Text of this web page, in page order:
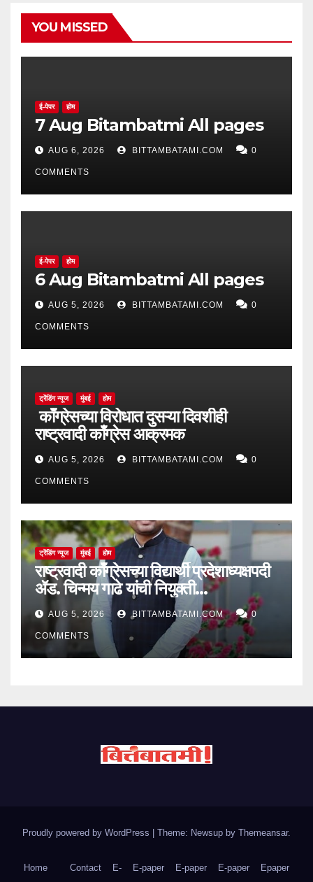
YOU MISSED
ई-पेपर होम
7 Aug Bitambatmi All pages
AUG 6, 2026 BITTAMBATAMI.COM 0
COMMENTS
ई-पेपर होम
6 Aug Bitambatmi All pages
AUG 5, 2026 BITTAMBATAMI.COM 0
COMMENTS
ट्रेंडिंग न्यूज मुंबई होम
काँग्रेसच्या विरोधात दुसऱ्या दिवशीही
राष्ट्रवादी काँग्रेस आक्रमक
AUG 5, 2026 BITTAMBATAMI.COM 0
COMMENTS
ट्रेंडिंग न्यूज मुंबई होम
राष्ट्रवादी काँग्रेसच्या विद्यार्थी प्रदेशाध्यक्षपदी
ॲड. चिन्मय गाढे यांची नियुक्ती…
AUG 5, 2026 BITTAMBATAMI.COM 0
COMMENTS
Proudly powered by WordPress Theme: Newsup by Themeansar.
Home Contact E- E-paper E-paper E-paper Epaper